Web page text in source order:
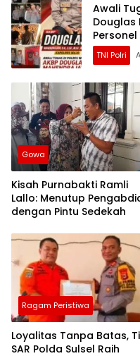
Awali
Douglas
TNI Polri
Gowa
Kisah Purnabakti Ramli
Lallo: Menutup
dengan Pintu Sedekah
Ragam Peristiwa
Loyalitas Tanpa Batas,
SAR Polda Sulsel Raih